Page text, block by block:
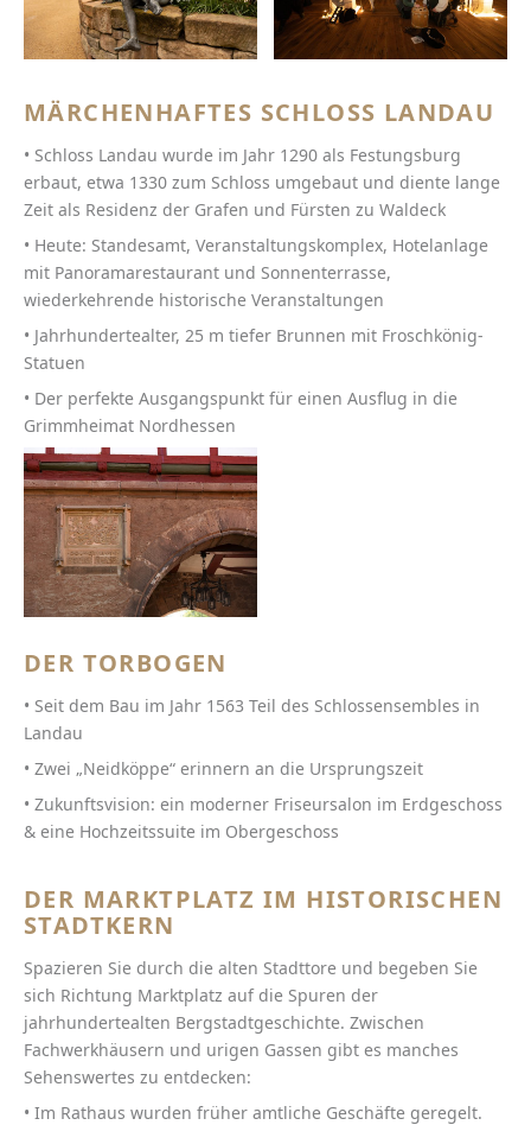
MÄRCHENHAFTES SCHLOSS LANDAU
• Schloss Landau wurde im Jahr 1290 als Festungsburg
erbaut, etwa 1330 zum Schloss umgebaut und diente lange
Zeit als Residenz der Grafen und Fürsten zu Waldeck
• Heute: Standesamt, Veranstaltungskomplex, Hotelanlage
mit Panoramarestaurant und Sonnenterrasse,
wiederkehrende historische Veranstaltungen
• Jahrhundertealter, 25 m tiefer Brunnen mit Froschkönig-
Statuen
• Der perfekte Ausgangspunkt für einen Ausflug in die
Grimmheimat Nordhessen
DER TORBOGEN
• Seit dem Bau im Jahr 1563 Teil des Schlossensembles in
Landau
• Zwei „Neidköppe“ erinnern an die Ursprungszeit
• Zukunftsvision: ein moderner Friseursalon im Erdgeschoss
& eine Hochzeitssuite im Obergeschoss
DER MARKTPLATZ IM HISTORISCHEN
STADTKERN
Spazieren Sie durch die alten Stadttore und begeben Sie
sich Richtung Marktplatz auf die Spuren der
jahrhundertealten Bergstadtgeschichte. Zwischen
Fachwerkhäusern und urigen Gassen gibt es manches
Sehenswertes zu entdecken:
• Im Rathaus wurden früher amtliche Geschäfte geregelt.